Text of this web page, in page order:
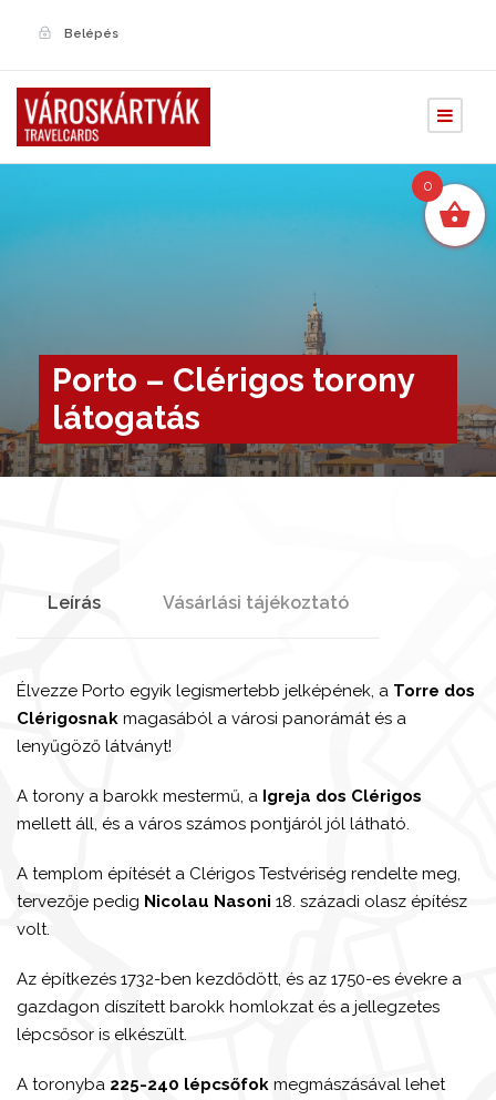
Belépés
Porto – Clérigos torony
látogatás
Leírás Vásárlási tájékoztató
Élvezze Porto egyik legismertebb jelképének, a Torre dos
Clérigosnak magasából a városi panorámát és a
lenyűgöző látványt!
A torony a barokk mestermű, a Igreja dos Clérigos
mellett áll, és a város számos pontjáról jól látható.
A templom építését a Clérigos Testvériség rendelte meg,
tervezője pedig Nicolau Nasoni 18. századi olasz építész
volt.
Az építkezés 1732-ben kezdődött, és az 1750-es évekre a
gazdagon díszített barokk homlokzat és a jellegzetes
lépcsősor is elkészült.
A toronyba 225-240 lépcsőfok megmászásával lehet
0